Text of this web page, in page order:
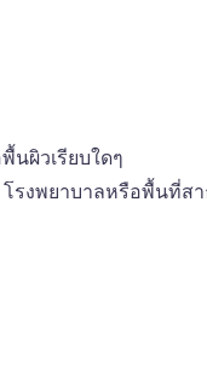
นผิวเรียบใดๆ
รงพยาบาลหรือพื้นที่ส